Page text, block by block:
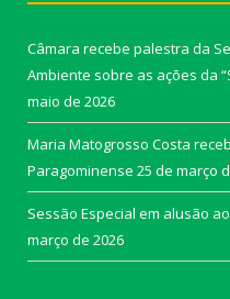
Câmara recebe palestra da
Ambiente sobre as ações da
maio de 2026
Maria Matogrosso Costa
Paragominense 25 de março
Sessão Especial em alusão
março de 2026